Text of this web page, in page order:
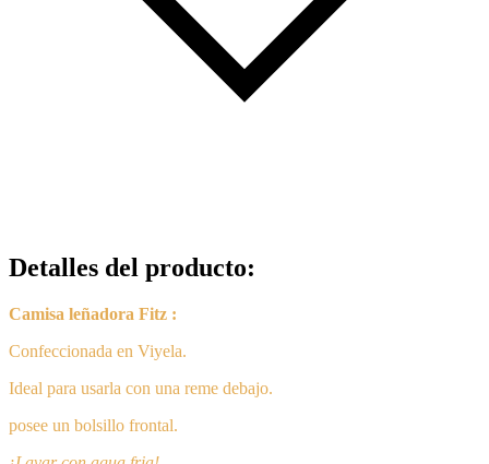
Detalles del producto:
Camisa leñadora Fitz :
Confeccionada en Viyela.
Ideal para usarla con una reme debajo.
posee un bolsillo frontal.